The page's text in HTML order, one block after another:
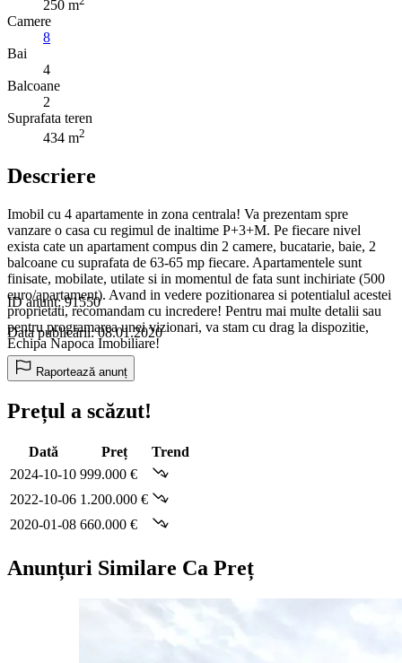
250 m
Camere
8
Bai
4
Balcoane
2
Suprafata teren
434 m2
Descriere
Imobil cu 4 apartamente in zona centrala! Va prezentam spre
vanzare o casa cu regimul de inaltime P+3+M. Pe fiecare nivel
exista cate un apartament compus din 2 camere, bucatarie, baie, 2
balcoane cu suprafata de 63-65 mp fiecare. Apartamentele sunt
finisate, mobilate, utilate si in momentul de fata sunt inchiriate (500
euro/apartament). Avand in vedere pozitionarea si potentialul acestei
proprietati, recomandam cu incredere! Pentru mai multe detalii sau
pentru programarea unei vizionari, va stam cu drag la dispozitie,
Echipa Napoca Imobiliare!
ID anunț: 91550
Data publicării: 08.01.2020
Raportează anunț
Prețul a scăzut!
Dată Preț
Trend
2024-10-10 999.000 €
2022-10-06 1.200.000 €
2020-01-08 660.000 €
Anunțuri Similare Ca Preț